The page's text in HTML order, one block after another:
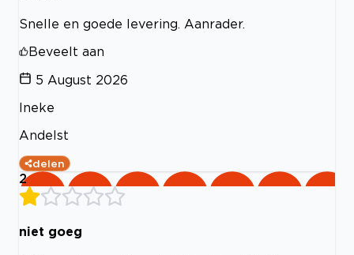
Snelle en goede levering. Aanrader.
Beveelt aan
5 August 2026
Ineke
Andelst
delen
2
niet goeg